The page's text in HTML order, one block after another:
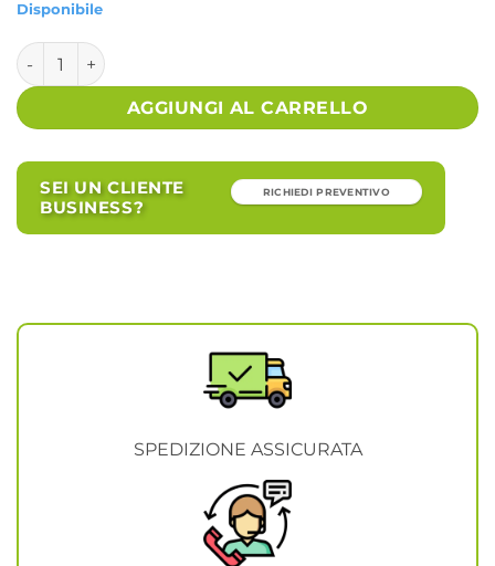
Disponibile
Sdraio mare prendisole Pieghevole in Alluminio Textilene
AGGIUNGI AL CARRELLO
SEI UN CLIENTE
BUSINESS?
RICHIEDI PREVENTIVO
SPEDIZIONE ASSICURATA